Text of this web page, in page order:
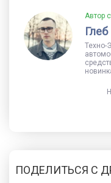
Автор
Техно-
ПОДЕЛИТЬСЯ С